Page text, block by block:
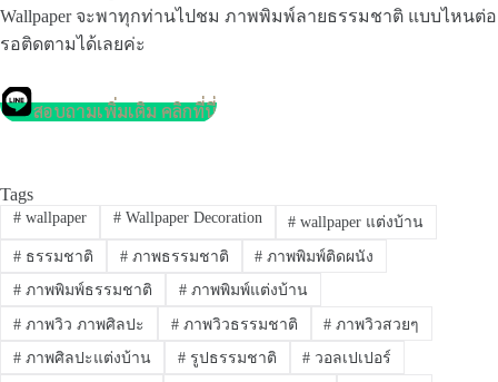
Wallpaper จะพาทุกท่านไปชม ภาพพิมพ์ลายธรรมชาติ แบบไหนต่อ
รอติดตามได้เลยค่ะ
สอบถามเพิ่มเติม คลิกที่นี่
Tags
#wallpaper #Wallpaper Decoration # wallpaper แต่งบ้าน
#ธรรมชาติ #ภาพธรรมชาติ # ภาพพิมพ์ติดผนัง
#ภาพพิมพ์ธรรมชาติ #ภาพพิมพ์แต่งบ้าน
#ภาพวิว ภาพศิลปะ #ภาพวิวธรรมชาติ # ภาพวิวสวยๆ
#ภาพศิลปะแต่งบ้าน #รูปธรรมชาติ # วอลเปเปอร์